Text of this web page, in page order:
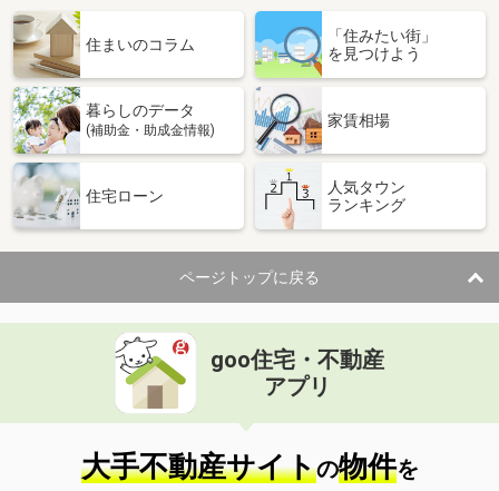
住まいのコラム
「住みたい街」
を見つけよう
暮らしのデータ
(補助金・助成金情報)
家賃相場
住宅ローン
人気タウン
ランキング
ページトップに戻る
goo住宅・不動産
アプリ
大手不動産サイトの物件を